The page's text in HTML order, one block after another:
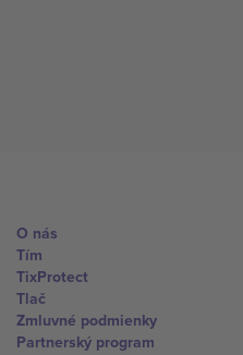
O nás
Tím
TixProtect
Tlač
Zmluvné podmienky
Partnerský program